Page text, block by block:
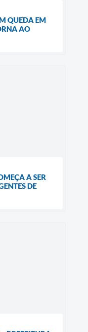
QUEDA EM
AO
A SER
DE